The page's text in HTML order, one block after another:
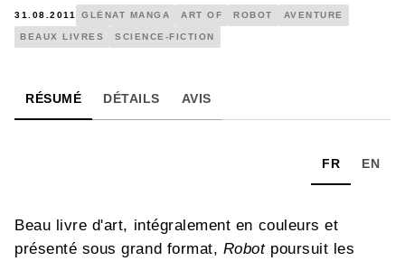
31.08.2011 GLÉNAT MANGA ART OF ROBOT AVENTURE
BEAUX LIVRES SCIENCE-FICTION
RÉSUMÉ DÉTAILS AVIS
FR EN
Beau livre d'art, intégralement en couleurs et
présenté sous grand format, Robotpoursuit les